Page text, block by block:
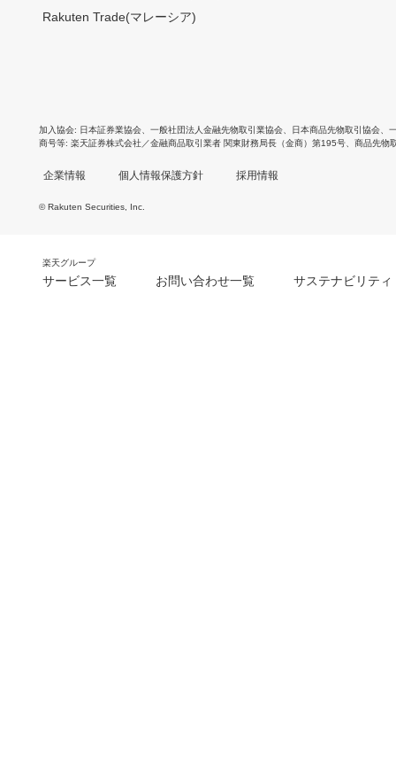
Rakuten Trade(マレーシア)
加入協会 日本証券業協会 一般社団法人金融先物取引業協会 日本商品先物取引協会
商号等 楽天証券株式会社／金融商品取引業者 関東財務局長（金商）第195号、商品先物
企業情報 個人情報保護方針 採用情報
© Rakuten Securities, Inc.
楽天グループ
サービス一覧 お問い合わせ一覧 サステナビリティ